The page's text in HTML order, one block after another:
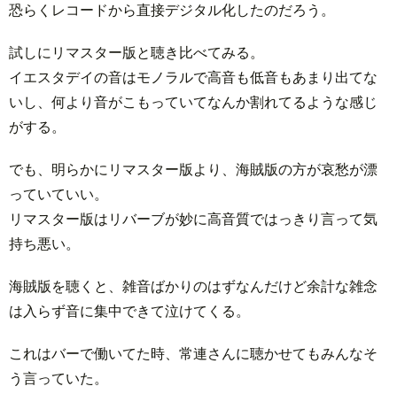
恐らくレコードから直接デジタル化したのだろう。
試しにリマスター版と聴き比べてみる。
イエスタデイの音はモノラルで高音も低音もあまり出てな
いし、何より音がこもっていてなんか割れてるような感じ
がする。
でも、明らかにリマスター版より、海賊版の方が哀愁が漂
っていていい。
リマスター版はリバーブが妙に高音質ではっきり言って気
持ち悪い。
海賊版を聴くと、雑音ばかりのはずなんだけど余計な雑念
は入らず音に集中できて泣けてくる。
これはバーで働いてた時、常連さんに聴かせてもみんなそ
う言っていた。